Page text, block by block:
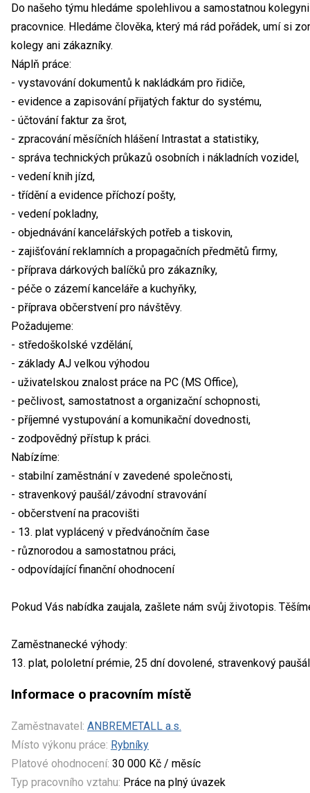
Do našeho týmu hledáme spolehlivou a samostatnou
pracovnice. Hledáme člověka, který má rád pořádek, umí si
kolegy ani zákazníky.
Náplň práce:
- vystavování dokumentů k nakládkám pro řidiče,
- evidence a zapisování přijatých faktur do systému,
- účtování faktur za šrot,
- zpracování měsíčních hlášení Intrastat a statistiky,
- správa technických průkazů osobních i nákladních vozidel,
- vedení knih jízd,
- třídění a evidence příchozí pošty,
- vedení pokladny,
- objednávání kancelářských potřeb a tiskovin,
- zajišťování reklamních a propagačních předmětů firmy,
- příprava dárkových balíčků pro zákazníky,
- péče o zázemí kanceláře a kuchyňky,
- příprava občerstvení pro návštěvy.
Požadujeme:
- středoškolské vzdělání,
- základy AJ velkou výhodou
- uživatelskou znalost práce na PC (MS Office),
- pečlivost, samostatnost a organizační schopnosti,
- příjemné vystupování a komunikační dovednosti,
- zodpovědný přístup k práci.
Nabízíme:
- stabilní zaměstnání v zavedené společnosti,
- stravenkový paušál/závodní stravování
- občerstvení na pracovišti
- 13. plat vyplácený v předvánočním čase
- různorodou a samostatnou práci,
- odpovídající finanční ohodnocení
Pokud Vás nabídka zaujala, zašlete nám svůj životopis.
Zaměstnanecké výhody:
13. plat, pololetní prémie, 25 dní dovolené, stravenkový
Informace o pracovním místě
Zaměstnavatel: ANBREMETALL a.s.
Místo výkonu práce: Rybníky
Platové ohodnocení: 30 000 Kč / měsíc
Typ pracovního vztahu: Práce na plný úvazek